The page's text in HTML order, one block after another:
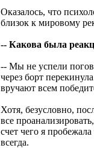
Оказалось, что
близок к мировому
-- Какова была
-- Мы не успели
через борт
вручают всем
Хотя, безусловно,
все
счет чего я
всегда.